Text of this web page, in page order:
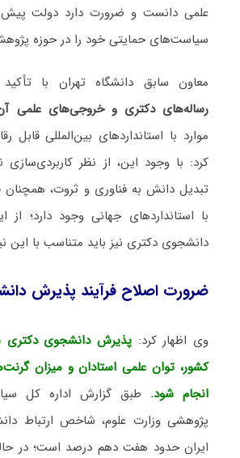
علمی دانست و ضرورت دارد دولت پیش
سیاست‌های حمایتی خود را در حوزه
معاون سابق دانشگاه تهران با تأکید
رساله‌های دکتری و خروجی‌های علمی
موارد با استانداردهای بین‌المللی
کرد: با وجود این، از نظر
تبدیل دانش به فناوری و ثروت، همچنان
با استانداردهای جهانی وجود دارد؛
دانشجوی دکتری نیز باید متناسب با این
ضرورت اصلاح فرآیند پذیرش
وی اظهار کرد: پذیرش دانشجوی دکتری
کشور، توان علمی استادان و میزان
انجام شود. طبق گزارش اداره کل
پژوهشی وزارت علوم، شاخص ارتباط
ایران حدود هفت دهم درصد است؛ در